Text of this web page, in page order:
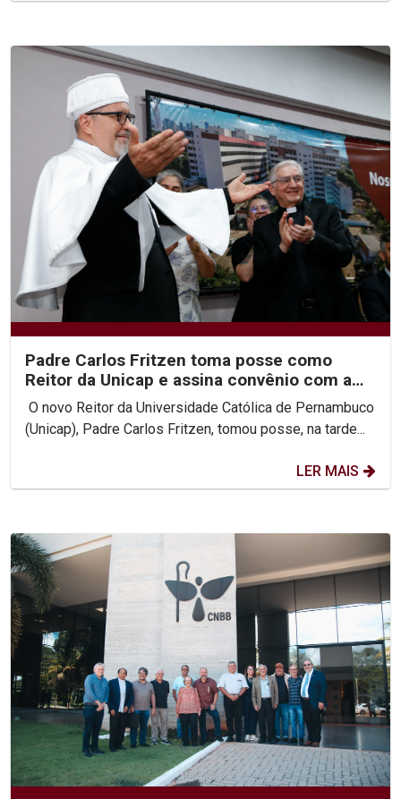
Padre Carlos Fritzen toma posse como
Reitor da Unicap e assina convênio com a
PUC-Rio
O novo Reitor da Universidade Católica de Pernambuco
(Unicap), Padre Carlos Fritzen, tomou posse, na tarde...
LER MAIS